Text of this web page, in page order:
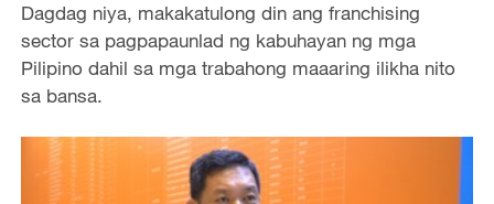
Dagdag niya, makakatulong din ang franchising
sector sa pagpapaunlad ng kabuhayan ng mga
Pilipino dahil sa mga trabahong maaaring ilikha nito
sa bansa.